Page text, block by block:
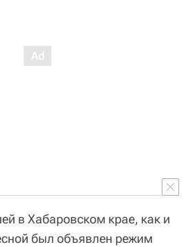
в Хабаровском крае, как и
был объявлен режим